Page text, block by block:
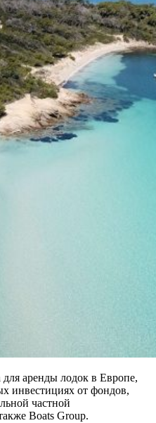
аренды лодок в Европе,
инвестициях от фондов,
частной
Boats Group.